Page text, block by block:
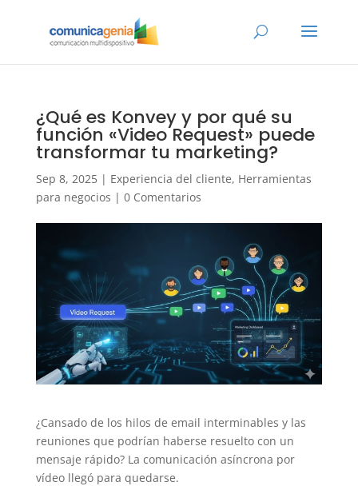
¿Qué es Konvey y por qué su
función «Video Request» puede
transformar tu marketing?
Sep 8, 2025| Experiencia del cliente, Herramientas
para negocios | 0 Comentarios
¿Cansado de los hilos de email interminables y las
reuniones que podrían haberse resuelto con un
mensaje rápido? La comunicación asíncrona por
vídeo llegó para quedarse.